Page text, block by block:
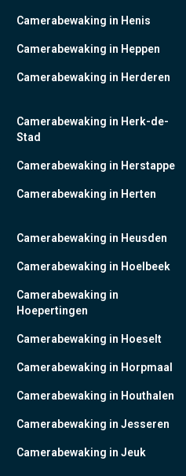
Camerabewaking in Henis
Camerabewaking in Heppen
Camerabewaking in Herderen
Camerabewaking in Herk-de-
Stad
Camerabewaking in Herstappe
Camerabewaking in Herten
Camerabewaking in Heusden
Camerabewaking in Hoelbeek
Camerabewaking in
Hoepertingen
Camerabewaking in Hoeselt
Camerabewaking in Horpmaal
Camerabewaking in Houthalen
Camerabewaking in Jesseren
Camerabewaking in Jeuk